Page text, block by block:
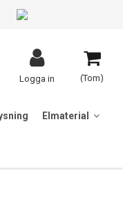
(Tom)
Logga in
Elmaterial